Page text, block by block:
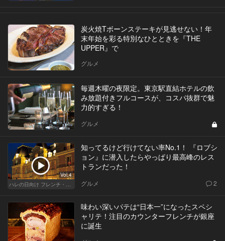
炭火焼Tボーンステーキが見逃せない！年
末年始を彩る特別なひとときを『THE
UPPER』で
グルメ
毎週木曜の夜限定。東京駅直結ホテルの飲
み放題付きフルコースが、コスパ抜群で魅
力的すぎる！
グルメ
Vol.4
ハレの日向け フレンチ・高級店
知ってるけど行けてない率No.1！ 『ロブシ
ョン』に潜入したらやっぱり最高峰のレス
トランだった！
グルメ 2
味わい深いパテは“日本一”になったスペシ
ャリテ！注目のカウンターフレンチが銀座
に誕生